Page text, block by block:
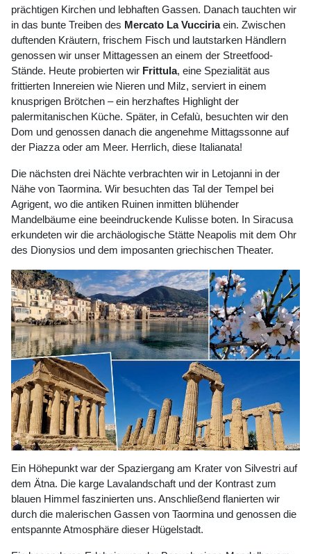
prächtigen Kirchen und lebhaften Gassen. Danach tauchten wir
in das bunte Treiben des Mercato La Vucciriaein. Zwischen
duftenden Kräutern, frischem Fisch und lautstarken Händlern
genossen wir unser Mittagessen an einem der Streetfood-
Stände. Heute probierten wir Frittula, eine Spezialität aus
frittierten Innereien wie Nieren und Milz, serviert in einem
knusprigen Brötchen – ein herzhaftes Highlight der
palermitanischen Küche. Später, in Cefalù, besuchten wir den
Dom und genossen danach die angenehme Mittagssonne auf
der Piazza oder am Meer. Herrlich, diese Italianata!
Die nächsten drei Nächte verbrachten wir in Letojanni in der
Nähe von Taormina. Wir besuchten das Tal der Tempel bei
Agrigent, wo die antiken Ruinen inmitten blühender
Mandelbäume eine beeindruckende Kulisse boten. In Siracusa
erkundeten wir die archäologische Stätte Neapolis mit dem Ohr
des Dionysios und dem imposanten griechischen Theater.
Ein Höhepunkt war der Spaziergang am Krater von Silvestri auf
dem Ätna. Die karge Lavalandschaft und der Kontrast zum
blauen Himmel faszinierten uns. Anschließend flanierten wir
durch die malerischen Gassen von Taormina und genossen die
entspannte Atmosphäre dieser Hügelstadt.